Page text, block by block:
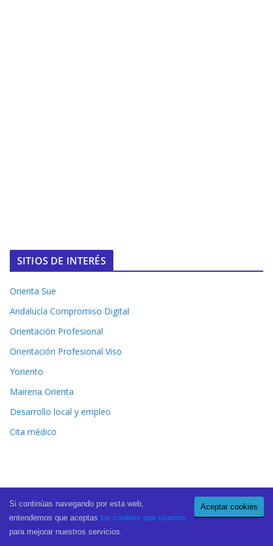
SITIOS DE INTERÉS
Orienta Sue
Andalucía Compromiso Digital
Orientación Profesional
Orientación Profesional Viso
Yoriento
Mairena Orienta
Desarrollo local y empleo
Cita médico
Copyright © 2026El Periódico de Mairena
. All rights reserved.
Theme:
ColorMag Pro by ThemeGrill. Powered by
Aceptar cookies
Si continúas navegando por esta web,
entendemos que aceptas las cookies que usamos
para mejorar nuestros servicios.